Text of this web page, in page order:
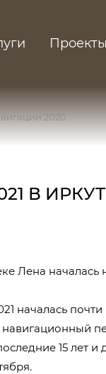
Проекты
2020
В
Лена началась
началась
навигационный
15 лет и